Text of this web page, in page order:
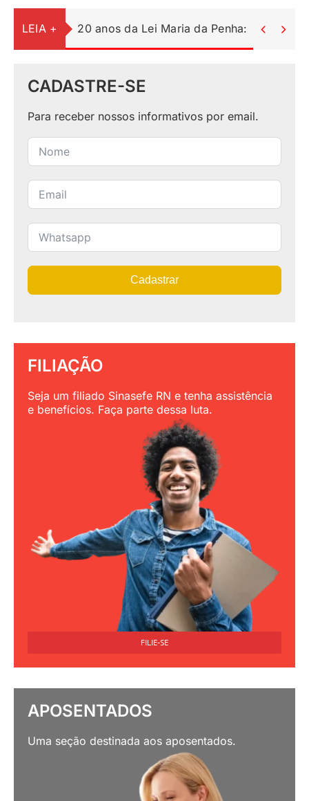
LEIA + 20 anos da Lei Maria da Penha: uma lei
 
CADASTRE-SE
Para receber nossos informativos por email.
Cadastrar
FILIAÇÃO
Seja um filiado Sinasefe RN e tenha assistência
e benefícios. Faça parte dessa luta.
FILIE-SE
APOSENTADOS
Uma seção destinada aos aposentados.